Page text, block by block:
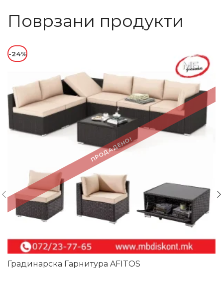
Поврзани продукти
ПРОДАДЕНО!
-24%
Градинарска Гарнитура AFITOS